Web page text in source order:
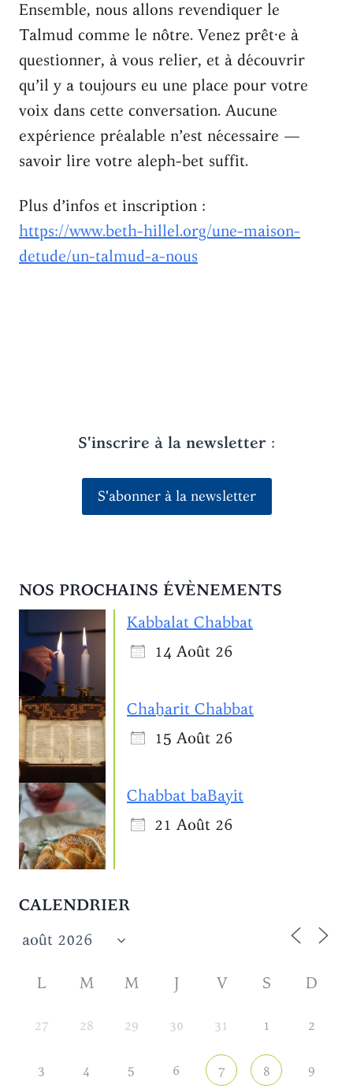
Ensemble, nous allons revendiquer le
Talmud comme le nôtre. Venez prêt·e à
questionner, à vous relier, et à découvrir
qu’il y a toujours eu une place pour votre
voix dans cette conversation. Aucune
expérience préalable n’est nécessaire —
savoir lire votre aleph-bet suffit.
Plus d’infos et inscription :
https://www.beth-hillel.org/une-maison-
detude/un-talmud-a-nous
S'inscrire à la newsletter :
S'abonner à la newsletter
NOS PROCHAINS ÉVÈNEMENTS
Kabbalat Chabbat
14 Août 26
Chaẖarit Chabbat
15 Août 26
Chabbat baBayit
21 Août 26
CALENDRIER
L M M J V S D
27 28 29 30 31 1 2
3 4 5 6 7 8 9